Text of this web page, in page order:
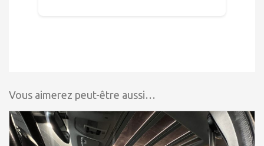
Vous aimerez peut-être aussi…